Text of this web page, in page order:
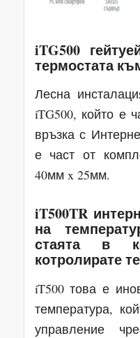
iTG500
термостата
Лесна
iTG500, който е
връзка с
е част от
40мм x 25мм.
iT500TR
на
стаята в
котролирате
iT500 това е
температура,
управление